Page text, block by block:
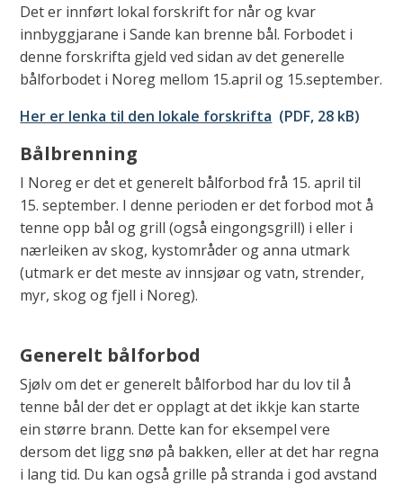
Det er innført lokal forskrift for når og kvar
innbyggjarane i Sande kan brenne bål. Forbodet i
denne forskrifta gjeld ved sidan av det generelle
bålforbodet i Noreg mellom 15.april og 15.september.
Her er lenka til den lokale forskrifta (PDF, 28 kB)
Bålbrenning
I Noreg er det et generelt bålforbod frå 15. april til
15. september. I denne perioden er det forbod mot å
tenne opp bål og grill (også eingongsgrill) i eller i
nærleiken av skog, kystområder og anna utmark
(utmark er det meste av innsjøar og vatn, strender,
myr, skog og fjell i Noreg).
Generelt bålforbod
Sjølv om det er generelt bålforbod har du lov til å
tenne bål der det er opplagt at det ikkje kan starte
ein større brann. Dette kan for eksempel vere
dersom det ligg snø på bakken, eller at det har regna
i lang tid. Du kan også grille på stranda i god avstand